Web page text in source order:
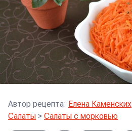
Автор рецепта: Елена Каменских
Салаты > Салаты с морковью